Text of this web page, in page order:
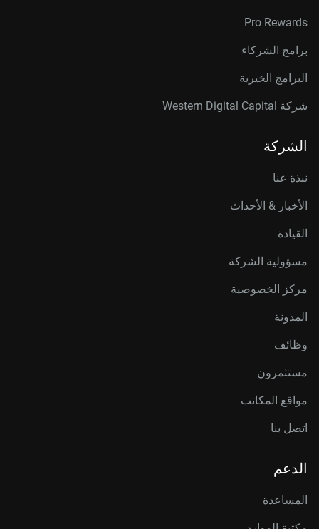
Pro Rewards
برامج الشركاء
البرامج الخيرية
شركة Western Digital Capital
الشركة
نبذة عنا
الأخبار & الأحداث
القيادة
مسؤولية الشركة
مركز الخصوصية
المدونة
وظائف
مستثمرون
مواقع المكاتب
اتصل بنا
الدعم
المساعدة